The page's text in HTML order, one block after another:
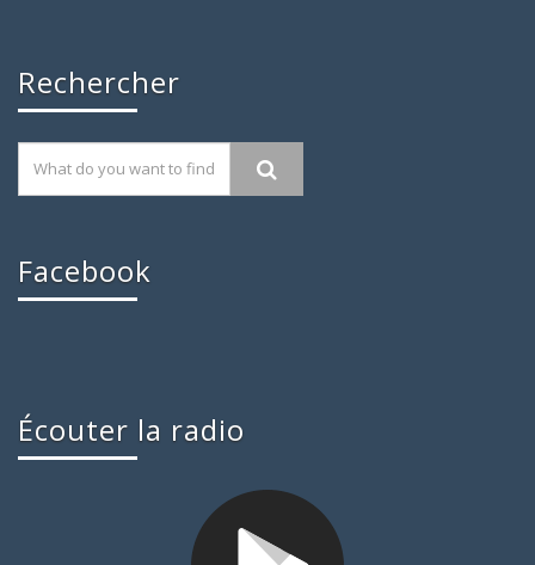
Rechercher
Facebook
Écouter la radio